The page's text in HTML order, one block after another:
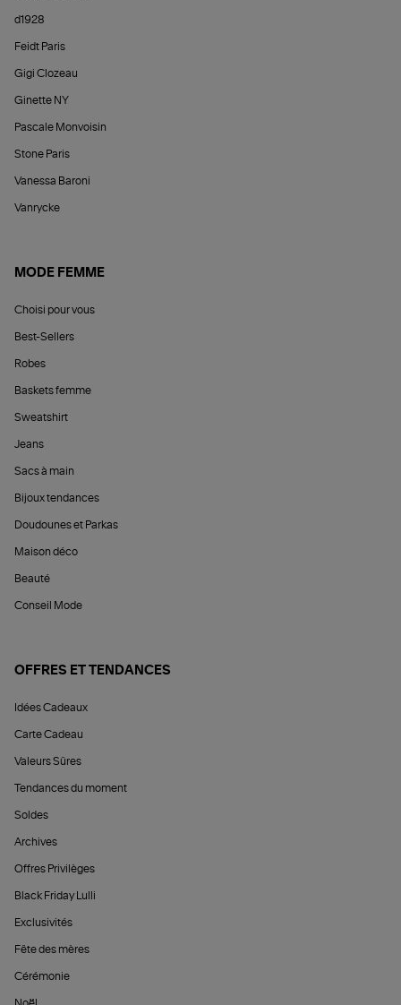
d1928
Feidt Paris
Gigi Clozeau
Ginette NY
Pascale Monvoisin
Stone Paris
Vanessa Baroni
Vanrycke
MODE FEMME
Choisi pour vous
Best-Sellers
Robes
Baskets femme
Sweatshirt
Jeans
Sacs à main
Bijoux tendances
Doudounes et Parkas
Maison déco
Beauté
Conseil Mode
OFFRES ET TENDANCES
Idées Cadeaux
Carte Cadeau
Valeurs Sûres
Tendances du moment
Soldes
Archives
Offres Privilèges
Black Friday Lulli
Exclusivités
Fête des mères
Cérémonie